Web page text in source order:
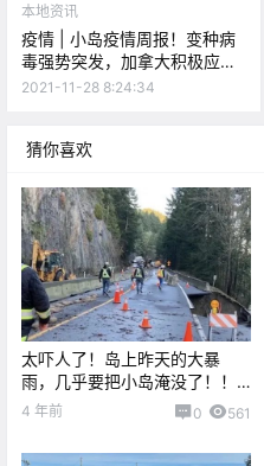
本地资讯
疫情 | 小岛疫情周报！变种病
毒强势突发，加拿大积极应
对！儿童接种登上日程！
2021-11-28 8:24:34
猜你喜欢
太吓人了！岛上昨天的大暴
雨，几乎要把小岛淹没了！！
就连医院的设备都被淹坏
4 年前 0 561